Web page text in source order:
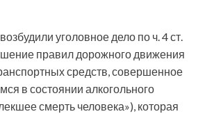
уголовное дело по ч. 4 ст.
правил дорожного движения
средств, совершенное
в состоянии алкогольного
смерть человека»), которая